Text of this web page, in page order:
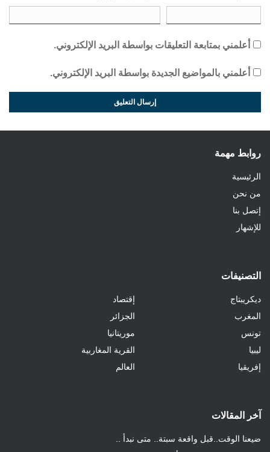
أعلمني بمتابعة التعليقات بواسطة البريد الإلكتروني.
أعلمني بالمواضيع الجديدة بواسطة البريد الإلكتروني.
روابط مهمة
الرئيسية
من نحن
إتصل بنا
للإشهار
التصنيفات
ديكريبتاج
إقتصاد
المغرب
الجزائر
تونس
موريتانيا
ليبيا
القرية المغاربية
إفريقيا
العالم
آخر المقالات
ضيعنا الوقت..قبل واقعة سبتة.. متى نبدأ ..